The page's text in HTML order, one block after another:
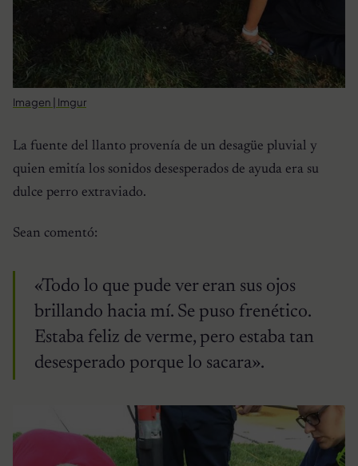
Imagen | Imgur
La fuente del llanto provenía de un desagüe pluvial y
quien emitía los sonidos desesperados de ayuda era su
dulce perro extraviado.
Sean comentó:
«Todo lo que pude ver eran sus ojos
brillando hacia mí. Se puso frenético.
Estaba feliz de verme, pero estaba tan
desesperado porque lo sacara».